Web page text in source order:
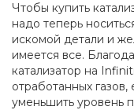
Чтобы купить
надо теперь
искомой детали и
имеется все.
катализатор на
отработанных
уменьшить уровень